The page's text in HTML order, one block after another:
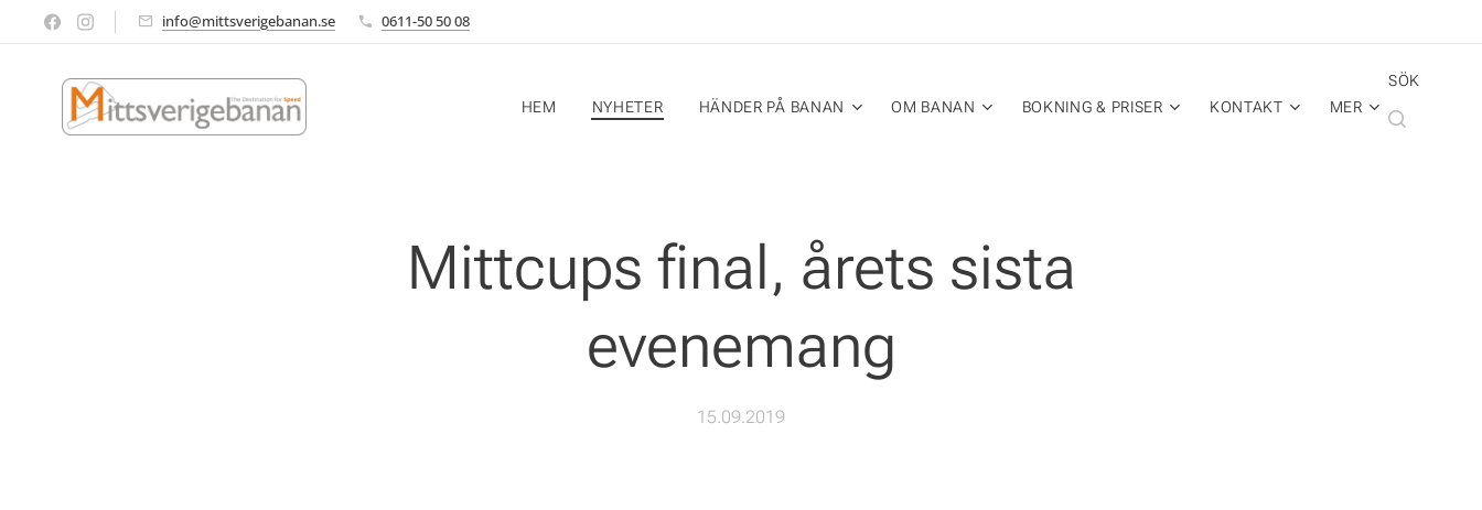
info@mittsverigebanan.se 0611-50 50 08
HEM NYHETER HÄNDER PÅ BANAN OM BANAN BOKNING & PRISER KONTAKT MER
SÖK
Mittcups final, årets sista
evenemang
15.09.2019